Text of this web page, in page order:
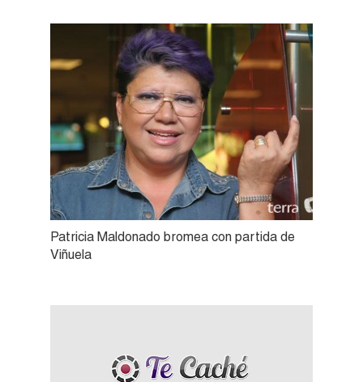
Patricia Maldonado bromea con partida de
Viñuela